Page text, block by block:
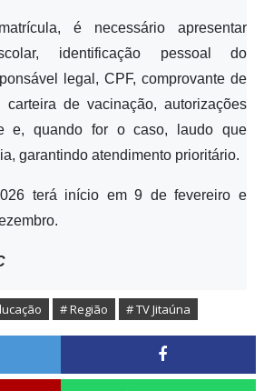
é necessário apresentar
identificação pessoal do
legal, CPF, comprovante de
carteira de vacinação, autorizações
e, quando for o caso, laudo que
garantindo atendimento prioritário.
terá início em 9 de fevereiro e
# Região # TV Jitaúna